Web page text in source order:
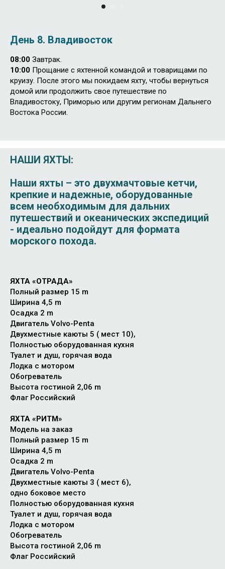
День 8. Владивосток
08:00 Завтрак.
10:00 Прощание с яхтенной командой и товарищами по
круизу. После этого мы покидаем яхту, чтобы вернуться
домой или продолжить свое путешествие по
Владивостоку, Приморью или другим регионам Дальнего
Востока России.
НАШИ ЯХТЫ:
Наши яхты – это двухмачтовые кетчи,
крепкие и надежные, оборудованные
всем необходимым для дальних
путешествий и океанических экспедиций
- идеально подойдут для формата
морского похода.
ЯХТА «ОТРАДА»
Полный размер 15 m
Ширина 4,5 m
Осадка 2 m
Двигатель Volvo-Penta
Двухместные каюты 5 ( мест 10),
Полностью оборудованная кухня
Туалет и душ, горячая вода
Лодка с мотором
Обогреватель
Высота гостиной 2,06 m
Флаг Российский
ЯХТА «РИТМ»
Модель на заказ
Полный размер 15 m
Ширина 4,5 m
Осадка 2 m
Двигатель Volvo-Penta
Двухместные каюты 3 ( мест 6),
одно боковое место
Полностью оборудованная кухня
Туалет и душ, горячая вода
Лодка с мотором
Обогреватель
Высота гостиной 2,06 m
Флаг Российский